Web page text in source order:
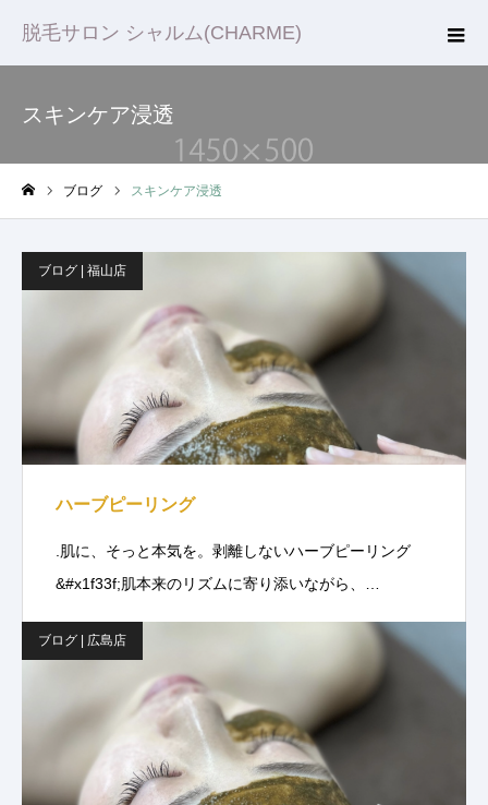
脱毛サロン シャルム(CHARME)
スキンケア浸透
ブログ スキンケア浸透
ブログ | 福山店
ハーブピーリング
.肌に、そっと本気を。剥離しないハーブピーリング
&#x1f33f;肌本来のリズムに寄り添いながら、…
ブログ | 広島店